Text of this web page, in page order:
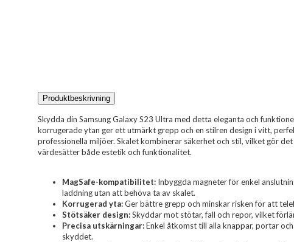
Produktbeskrivning
Skydda din Samsung Galaxy S23 Ultra med detta eleganta och
korrugerade ytan ger ett utmärkt grepp och en stilren design i vitt,
professionella miljöer. Skalet kombinerar säkerhet och stil, vilket gör
värdesätter både estetik och funktionalitet.
MagSafe-kompatibilitet: Inbyggda magneter för enkel
laddning utan att behöva ta av skalet.
Korrugerad yta:Ger bättre grepp och minskar risken för att
Stötsäker design:Skyddar mot stötar, fall och repor, vilket
Precisa utskärningar:Enkel åtkomst till alla knappar, portar
skyddet.